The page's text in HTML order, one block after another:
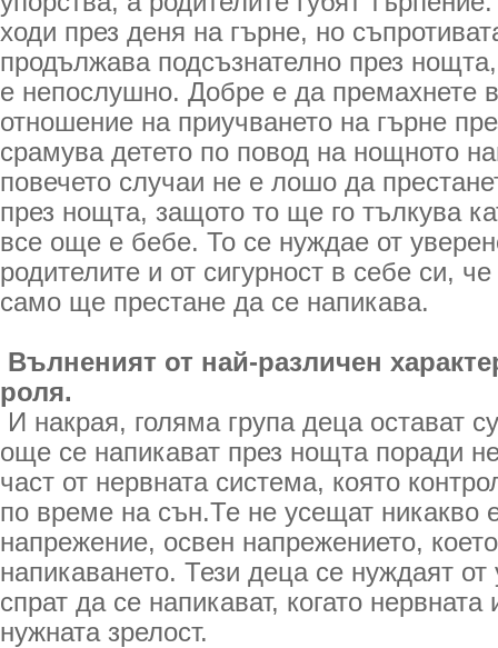
ходи през деня на гърне, но
продължава подсъзнателно през
е непослушно. Добре е да премахнете
отношение на приучването на гърне
срамува детето по повод на нощното
повечето случаи не е лошо да
през нощта, защото то ще го тълкува
все още е бебе. То се нуждае от
родителите и от сигурност в себе си,
само ще престане да се напикава.
Вълненият от най-различен
роля.
И накрая, голяма група деца остават
още се напикават през нощта поради
част от нервната система, която
по време на сън.Те не усещат никакво
напрежение, освен напрежението,
напикаването. Тези деца се нуждаят
спрат да се напикават, когато
нужната зрелост.